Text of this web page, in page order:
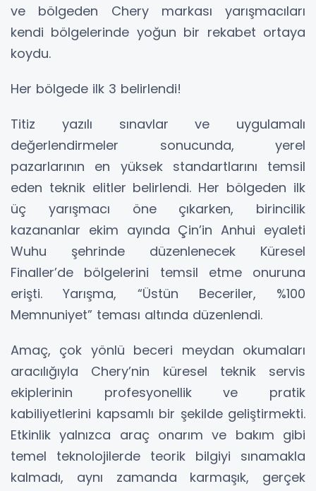
ve bölgeden Chery markası yarışmacıları
kendi bölgelerinde yoğun bir rekabet ortaya
koydu.
Her bölgede ilk 3 belirlendi!
Titiz yazılı sınavlar ve uygulamalı
değerlendirmeler sonucunda, yerel
pazarlarının en yüksek standartlarını temsil
eden teknik elitler belirlendi. Her bölgeden ilk
üç yarışmacı öne çıkarken, birincilik
kazananlar ekim ayında Çin’in Anhui eyaleti
Wuhu şehrinde düzenlenecek Küresel
Finaller’de bölgelerini temsil etme onuruna
erişti. Yarışma, “Üstün Beceriler, %100
Memnuniyet” teması altında düzenlendi.
Amaç, çok yönlü beceri meydan okumaları
aracılığıyla Chery’nin küresel teknik servis
ekiplerinin profesyonellik ve pratik
kabiliyetlerini kapsamlı bir şekilde geliştirmekti.
Etkinlik yalnızca araç onarım ve bakım gibi
temel teknolojilerde teorik bilgiyi sınamakla
kalmadı, aynı zamanda karmaşık, gerçek